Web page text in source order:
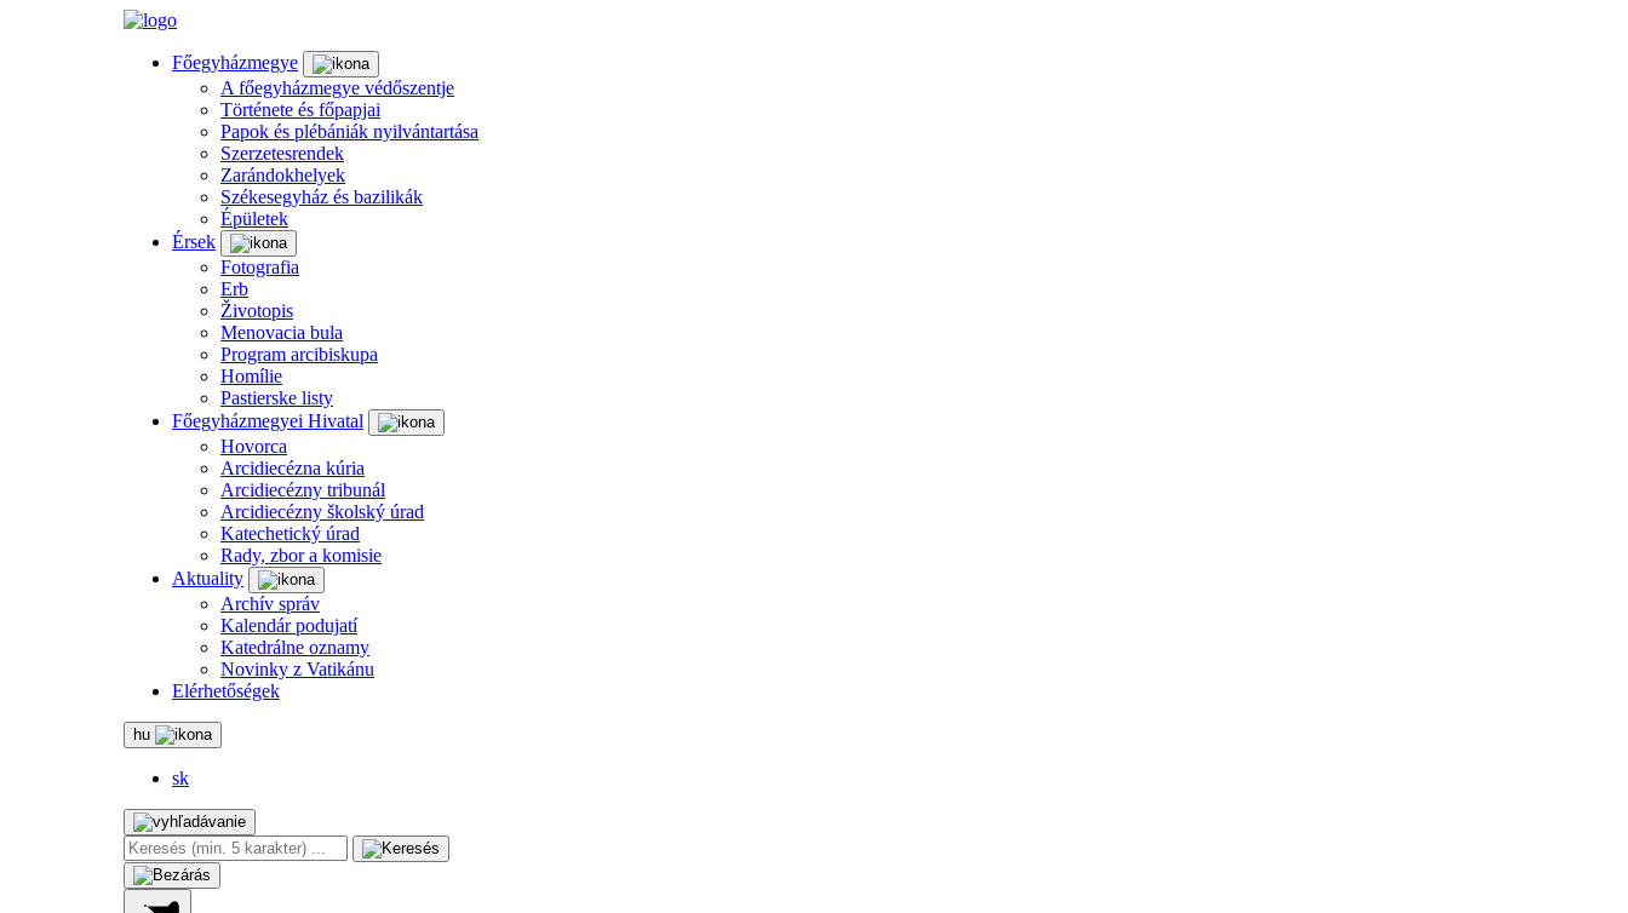
Főegyházmegye
A főegyházmegye védőszentje
Története és főpapjai
Papok és plébániák nyilvántartása
Szerzetesrendek
Zarándokhelyek
Székesegyház és bazilikák
Épületek
Érsek
Fotografia
Erb
Životopis
Menovacia bula
Program arcibiskupa
Homílie
Pastierske listy
Főegyházmegyei Hivatal
Hovorca
Arcidiecézna kúria
Arcidiecézny tribunál
Arcidiecézny školský úrad
Katechetický úrad
Rady, zbor a komisie
Aktuality
Archív správ
Kalendár podujatí
Katedrálne oznamy
Novinky z Vatikánu
Elérhetőségek
hu
sk